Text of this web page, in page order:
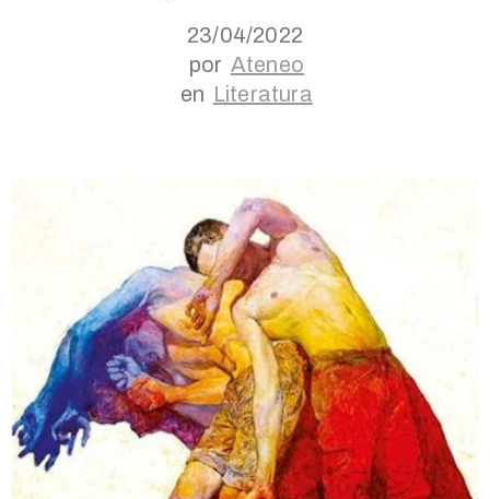
23/04/2022
por Ateneo
en Literatura